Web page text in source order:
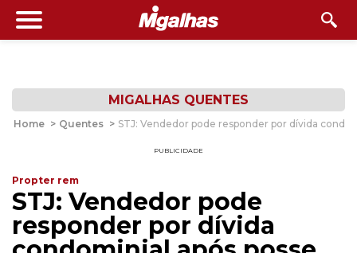
MIGALHAS QUENTES
Home > Quentes > STJ: Vendedor pode responder por dívida
PUBLICIDADE
Propter rem
STJ: Vendedor pode
responder por dívida